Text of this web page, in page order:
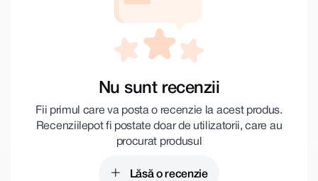
Nu sunt recenzii
Fii primul care va posta o recenzie la acest produs.
Recenziile pot fi postate doar de utilizatorii, care au
procurat produsul
Lăsă o recenzie